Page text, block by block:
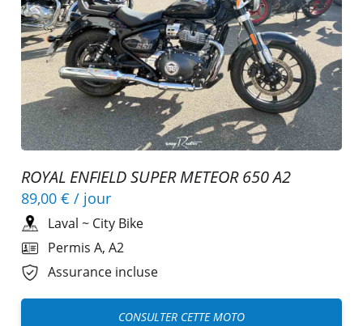
ROYAL ENFIELD SUPER METEOR 650 A2
89,00 € / jour
Laval ~ City Bike
Permis A, A2
Assurance incluse
CONSULTER CETTE MOTO